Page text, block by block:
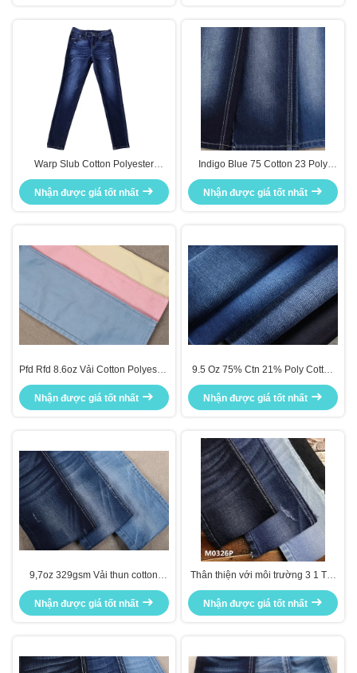
Warp Slub Cotton Polyester
Denim Vải
Nhận được giá tốt nhất
Indigo Blue 75 Cotton 23 Poly
Cotton Polyester Denim Vải với 2
Spandex
Nhận được giá tốt nhất
Pfd Rfd 8.6oz Vải Cotton Polyester
Spandex Lõi kép Nhẹ
Nhận được giá tốt nhất
9.5 Oz 75% Ctn 21% Poly Cotton
Spandex Vải denim Chất liệu co
giãn
Nhận được giá tốt nhất
9,7oz 329gsm Vải thun cotton
Polyester co giãn cho quần jean
trẻ em nữ
Nhận được giá tốt nhất
Thân thiện với môi trường 3 1 Tay
phải Twill 10 Oz 98 Cotton 2 Vải
denim Lycra
Nhận được giá tốt nhất